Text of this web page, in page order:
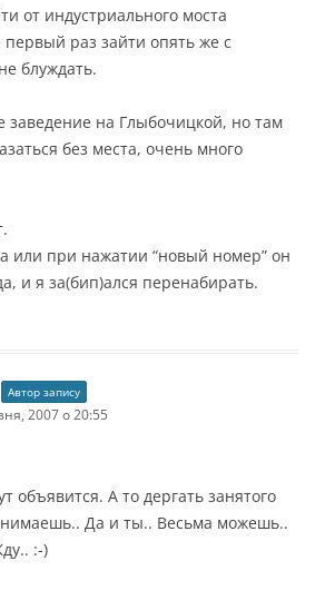
от индустриального моста
раз зайти опять же с
блуждать.
заведение на Глыбочицкой, но там
без места, очень много
или при нажатии “новый номер” он
и я за(бип)ался перенабирать.
Автор запису
2007 о 20:55
объявится. А то дергать занятого
Да и ты.. Весьма можешь..
:-)